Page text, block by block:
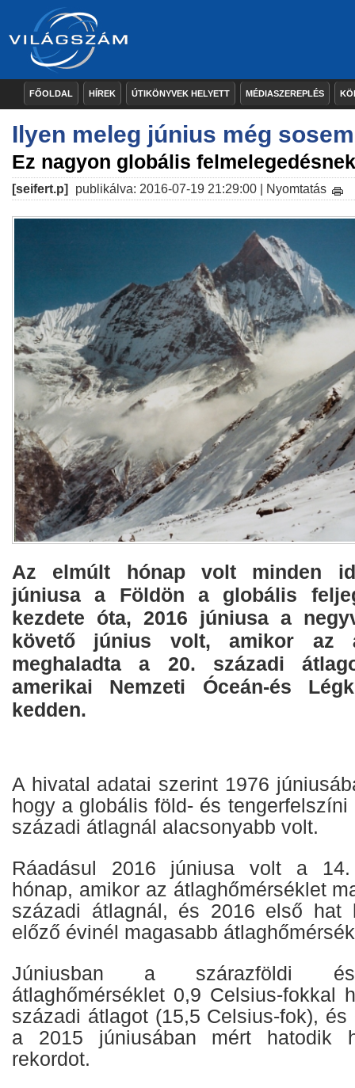
FŐOLDAL HÍREK ÚTIKÖNYVEK HELYETT MÉDIASZEREPLÉS
Ilyen meleg június még
Ez nagyon globális
[seifert.p] publikálva: 2016-07-19 21:29:00 | Nyomtatás
Az elmúlt hónap volt minden
júniusa a Földön a globális
kezdete óta, 2016 júniusa a
követő június volt, amikor az
meghaladta a 20. századi
amerikai Nemzeti Óceán-és
kedden.
A hivatal adatai szerint 1976
hogy a globális föld- és
századi átlagnál alacsonyabb volt.
Ráadásul 2016 júniusa volt a
hónap, amikor az átlaghőmérséklet
századi átlagnál, és 2016 első hat
előző évinél magasabb
Júniusban a szárazföldi és
átlaghőmérséklet 0,9 Celsius-fokkal
századi átlagot (15,5 Celsius-fok),
a 2015 júniusában mért hatodik
rekordot.